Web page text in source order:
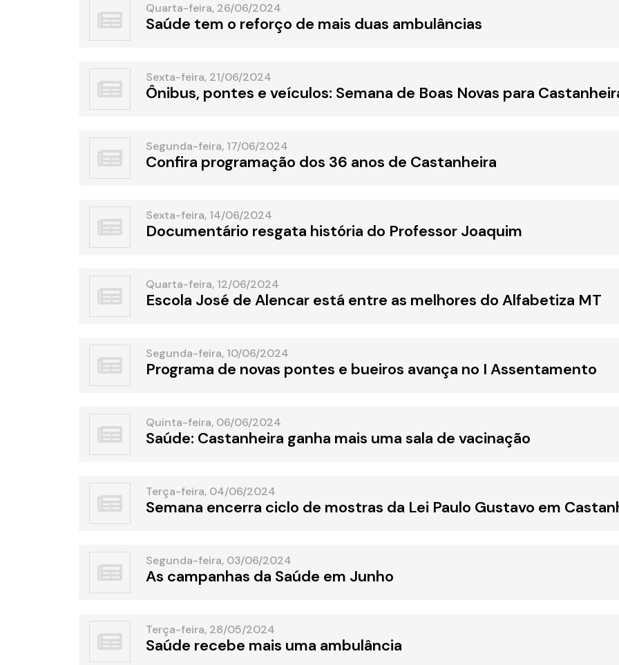
Quarta-feira, 26/06/2024
Saúde tem o reforço de mais duas ambulâncias
Sexta-feira, 21/06/2024
Ônibus, pontes e veículos: Semana de Boas Novas para
Segunda-feira, 17/06/2024
Confira programação dos 36 anos de Castanheira
Sexta-feira, 14/06/2024
Documentário resgata história do Professor Joaquim
Quarta-feira, 12/06/2024
Escola José de Alencar está entre as melhores do Alfabetiza MT
Segunda-feira, 10/06/2024
Programa de novas pontes e bueiros avança no I Assentamento
Quinta-feira, 06/06/2024
Saúde: Castanheira ganha mais uma sala de vacinação
Terça-feira, 04/06/2024
Semana encerra ciclo de mostras da Lei Paulo Gustavo em
Segunda-feira, 03/06/2024
As campanhas da Saúde em Junho
Terça-feira, 28/05/2024
Saúde recebe mais uma ambulância